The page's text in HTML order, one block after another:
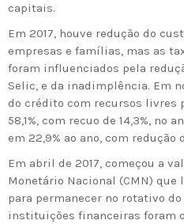
capitais.
Em 2017, houve redução do
empresas e famílias, mas as
foram influenciados pela
Selic, e da inadimplência. Em
do crédito com recursos livres
58,1%, com recuo de 14,3%, no
em 22,9% ao ano, com redução
Em abril de 2017, começou a
Monetário Nacional (CMN)
para permanecer no rotativo
instituições financeiras foram